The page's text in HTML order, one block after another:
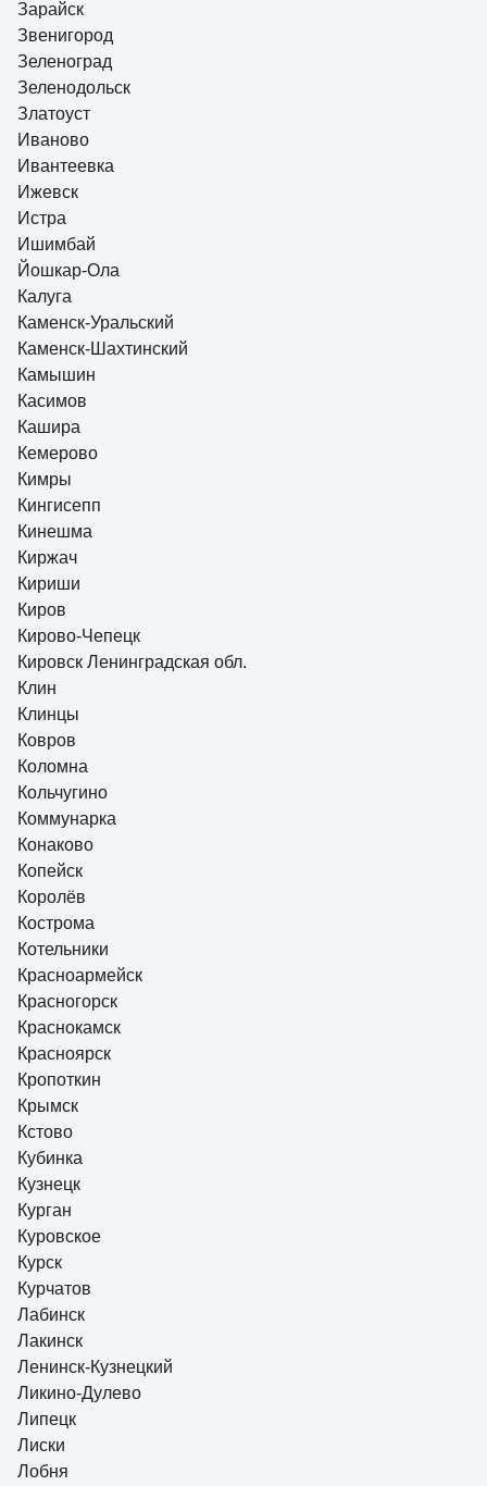
Зарайск
Звенигород
Зеленоград
Зеленодольск
Златоуст
Иваново
Ивантеевка
Ижевск
Истра
Ишимбай
Йошкар-Ола
Калуга
Каменск-Уральский
Каменск-Шахтинский
Камышин
Касимов
Кашира
Кемерово
Кимры
Кингисепп
Кинешма
Киржач
Кириши
Киров
Кирово-Чепецк
Кировск Ленинградская обл.
Клин
Клинцы
Ковров
Коломна
Кольчугино
Коммунарка
Конаково
Копейск
Королёв
Кострома
Котельники
Красноармейск
Красногорск
Краснокамск
Красноярск
Кропоткин
Крымск
Кстово
Кубинка
Кузнецк
Курган
Куровское
Курск
Курчатов
Лабинск
Лакинск
Ленинск-Кузнецкий
Ликино-Дулево
Липецк
Лиски
Лобня